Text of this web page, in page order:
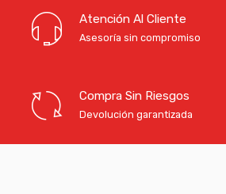
Atención Al Cliente
Asesoría sin compromiso
Compra Sin Riesgos
Devolución garantizada